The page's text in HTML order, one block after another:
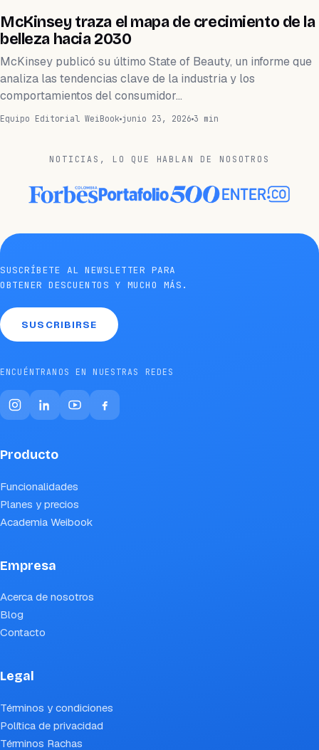
NEGOCIOS
McKinsey traza el mapa de crecimiento de la
belleza hacia 2030
McKinsey publicó su último State of Beauty, un informe que
analiza las tendencias clave de la industria y los
comportamientos del consumidor…
Equipo Editorial WeiBook junio 23, 2026 3 min
NOTICIAS, LO QUE HABLAN DE NOSOTROS
SUSCRÍBETE AL NEWSLETTER PARA
OBTENER DESCUENTOS Y MUCHO MÁS.
SUSCRIBIRSE
ENCUÉNTRANOS EN NUESTRAS REDES
Producto
Funcionalidades
Planes y precios
Academia Weibook
Empresa
Acerca de nosotros
Blog
Contacto
Legal
Términos y condiciones
Política de privacidad
Términos Rachas